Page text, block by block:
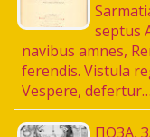
septus
navibus amnes,
ferendis. Vistula
Vespere, defertur…
ПОЗА,